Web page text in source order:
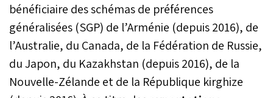
bénéficiaire des schémas de préférences
généralisées (SGP) de l’Arménie (depuis 2016), de
l’Australie, du Canada, de la Fédération de Russie,
du Japon, du Kazakhstan (depuis 2016), de la
Nouvelle-Zélande et de la République kirghize